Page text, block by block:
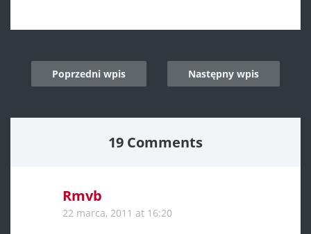
Post
navigation
Poprzedni wpis Następny wpis
19 Comments
Rmvb
22 marca, 2011 at 16:20